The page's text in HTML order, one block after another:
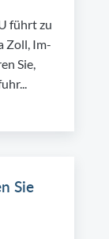
führt zu
Zoll, Im-
Sie,
Sie